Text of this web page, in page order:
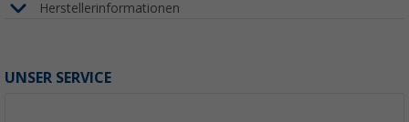
Herstellerinformationen
UNSER SERVICE